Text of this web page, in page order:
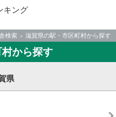
キング
検索 滋賀県の駅・市区町村から探す
から探す
県